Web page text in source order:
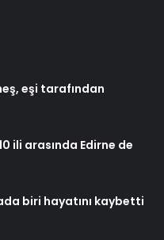
eşi tarafından
ili arasında Edirne de
biri hayatını kaybetti